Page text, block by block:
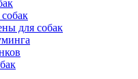
для собак